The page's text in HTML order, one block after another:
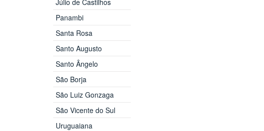
Panambi
Santa Rosa
Santo Augusto
Santo Ângelo
São Borja
São Luiz Gonzaga
São Vicente do Sul
Uruguaiana